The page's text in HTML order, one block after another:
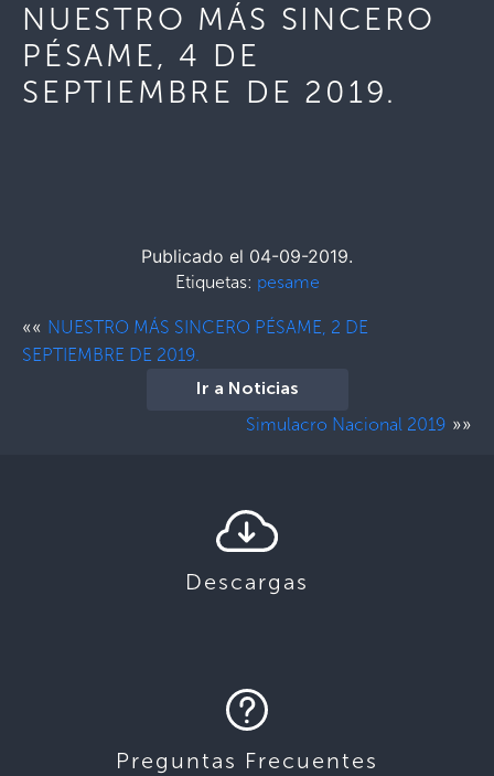
NUESTRO MÁS SINCERO
PÉSAME, 4 DE
SEPTIEMBRE DE 2019.
Publicado el 04-09-2019.
Etiquetas: pesame
«« NUESTRO MÁS SINCERO PÉSAME, 2 DE
SEPTIEMBRE DE 2019.
Ir a Noticias
Simulacro Nacional 2019 »»
Descargas
Preguntas Frecuentes